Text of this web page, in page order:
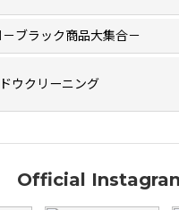
ブラック商品大集合－
ウクリーニング
Official